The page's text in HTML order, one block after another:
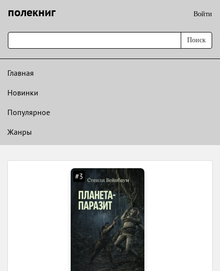
полекниг Войти
Поиск
Главная
Новинки
Популярное
Жанры
#3